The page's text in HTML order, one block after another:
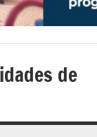
de